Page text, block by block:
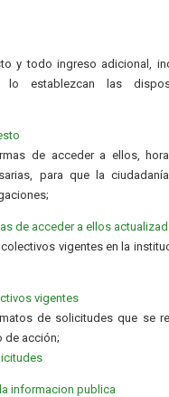
y todo ingreso adicional,
lo establezcan las
de acceder a ellos,
para que la
de acceder a ellos
vigentes en la
vigentes
de solicitudes que se
de acción;
informacion publica